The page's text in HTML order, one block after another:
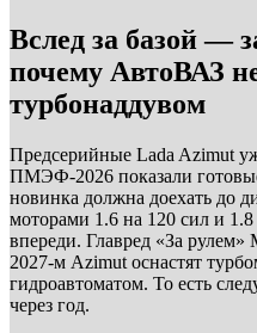
Вслед за базой —
почему АвтоВАЗ
турбонаддувом
Предсерийные Lada Azimut
ПМЭФ-2026 показали
новинка должна доехать до
моторами 1.6 на 120 сил и
впереди. Главред «За
2027-м Azimut оснастят
гидроавтоматом. То есть
через год.